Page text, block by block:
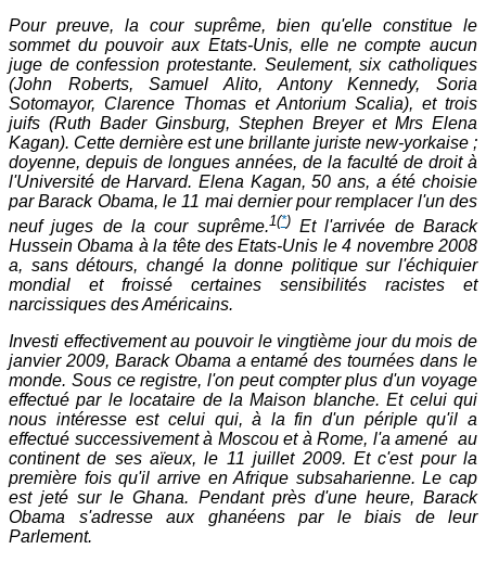
Pour preuve, la cour suprême, bien qu'elle constitue le
sommet du pouvoir aux Etats-Unis, elle ne compte aucun
juge de confession protestante. Seulement, six catholiques
(John Roberts, Samuel Alito, Antony Kennedy, Soria
Sotomayor, Clarence Thomas et Antorium Scalia), et trois
juifs (Ruth Bader Ginsburg, Stephen Breyer et Mrs Elena
Kagan). Cette dernière est une brillante juriste new-yorkaise ;
doyenne, depuis de longues années, de la faculté de droit à
l'Université de Harvard. Elena Kagan, 50 ans, a été choisie
par Barack Obama, le 11 mai dernier pour remplacer l'un des
neuf juges de la cour suprême. 1(*)Et l'arrivée de Barack
Hussein Obama à la tête des Etats-Unis le 4 novembre 2008
a, sans détours, changé la donne politique sur l'échiquier
mondial et froissé certaines sensibilités racistes et
narcissiques des Américains.
Investi effectivement au pouvoir le vingtième jour du mois de
janvier 2009, Barack Obama a entamé des tournées dans le
monde. Sous ce registre, l'on peut compter plus d'un voyage
effectué par le locataire de la Maison blanche. Et celui qui
nous intéresse est celui qui, à la fin d'un périple qu'il a
effectué successivement à Moscou et à Rome, l'a amené au
continent de ses aïeux, le 11 juillet 2009. Et c'est pour la
première fois qu'il arrive en Afrique subsaharienne. Le cap
est jeté sur le Ghana. Pendant près d'une heure, Barack
Obama s'adresse aux ghanéens par le biais de leur
Parlement.